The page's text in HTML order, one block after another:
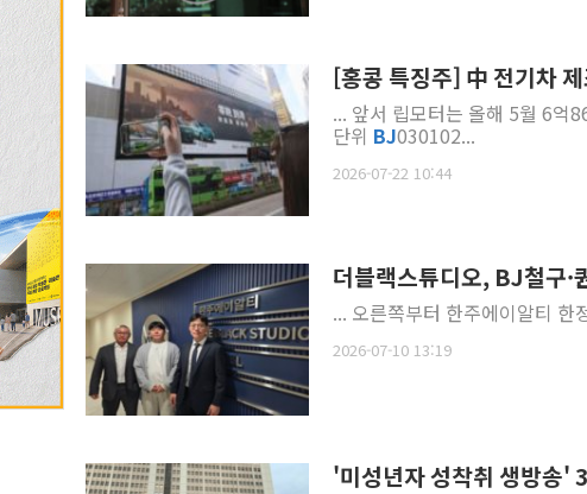
[홍콩 특징주] 中 전기차
... 앞서 립모터는 올해 5월 6억
단위 BJ030102...
2026-07-22 10:44
더블랙스튜디오, BJ철구·
... 오른쪽부터 한주에이알티 한
2026-07-10 13:19
'미성년자 성착취 생방송'